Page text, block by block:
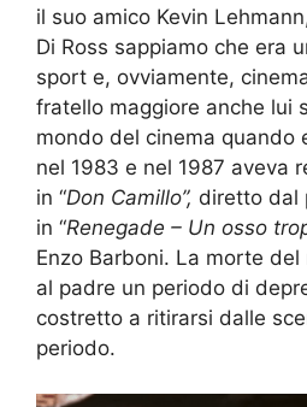
il suo amico Kevin
Di Ross sappiamo che era
sport e, ovviamente,
fratello maggiore anche lui
mondo del cinema quando
nel 1983 e nel 1987 aveva
in “Don Camillo”, diretto dal
in “Renegade – Un osso
Enzo Barboni. La morte
al padre un periodo di
costretto a ritirarsi dalle
periodo.